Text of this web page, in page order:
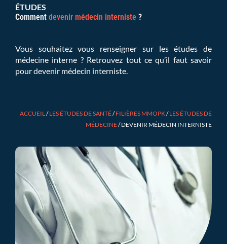
ÉTUDES
Comment devenir médecin interniste ?
Vous souhaitez vous renseigner sur les études de
médecine interne ? Retrouvez tout ce qu’il faut savoir
pour devenir médecin interniste.
ACCUEIL/LES ÉTUDES DE SANTÉ/FILIÈRES MMOPK/LES ÉTUDES DE
MÉDECINE/DEVENIR MÉDECIN INTERNISTE